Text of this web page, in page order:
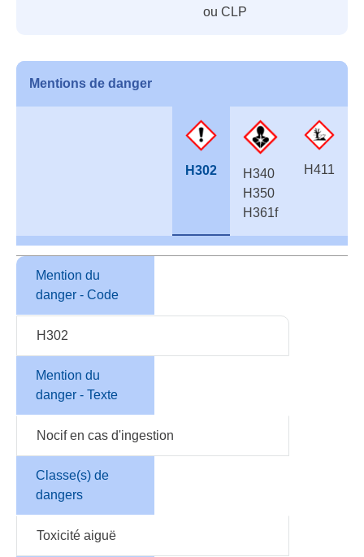
ou CLP
Mentions de danger
H302
H340
H350
H361f
H411
Mention du
danger - Code
H302
Mention du
danger - Texte
Nocif en cas d'ingestion
Classe(s) de
dangers
Toxicité aiguë